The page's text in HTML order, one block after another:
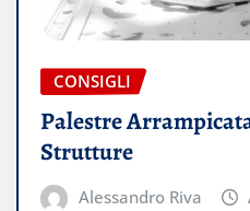
CONSIGLI
Palestre
Strutture
Alessandro Riva